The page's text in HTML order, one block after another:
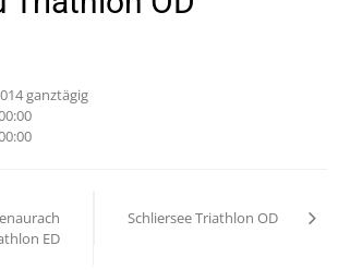
ganztägig
ED
Schliersee Triathlon OD